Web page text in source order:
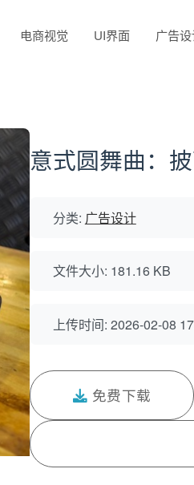
电商视觉 UI界面 广告
意式圆舞曲：
分类: 广告设计
文件大小: 181.16 KB
上传时间: 2026-02-08
免费下载